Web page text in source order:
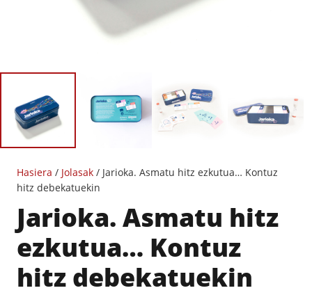
Hasiera / Jolasak / Jarioka. Asmatu hitz ezkutua… Kontuz
hitz debekatuekin
Jarioka. Asmatu hitz
ezkutua… Kontuz
hitz debekatuekin